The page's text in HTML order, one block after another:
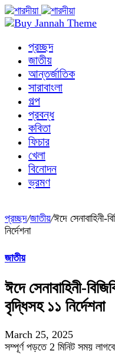
প্রচ্ছদ
জাতীয়
আন্তর্জাতিক
সারাবাংলা
গল্প
প্রবন্ধ
কবিতা
ফিচার
খেলা
বিনোদন
ভ্রমণ
প্রচ্ছদ/জাতীয়/ঈদে সেনাবাহিনী-
নির্দেশনা
জাতীয়
ঈদে সেনাবাহিনী-
বৃদ্ধিসহ ১১ নির্দেশনা
March 25, 2025
সম্পূর্ণ পড়তে 2 মিনিট সময় লাগবে